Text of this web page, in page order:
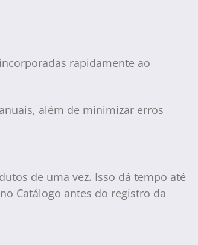
rapidamente ao
além de minimizar erros
de uma vez. Isso dá tempo até
Catálogo antes do registro da